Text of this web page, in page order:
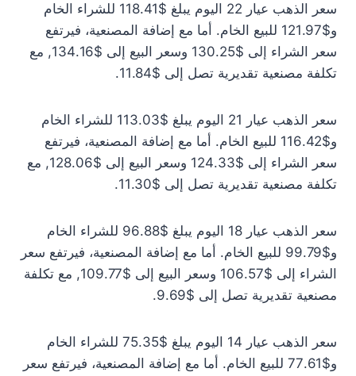
سعر الذهب عيار 22 اليوم يبلغ $118.41 للشراء الخام
و$121.97 للبيع الخام. أما مع إضافة المصنعية، فيرتفع
سعر الشراء إلى $130.25 وسعر البيع إلى $134.16, مع
تكلفة مصنعية تقديرية تصل إلى $11.84.
سعر الذهب عيار 21 اليوم يبلغ $113.03 للشراء الخام
و$116.42 للبيع الخام. أما مع إضافة المصنعية، فيرتفع
سعر الشراء إلى $124.33 وسعر البيع إلى $128.06, مع
تكلفة مصنعية تقديرية تصل إلى $11.30.
سعر الذهب عيار 18 اليوم يبلغ $96.88 للشراء الخام
و$99.79 للبيع الخام. أما مع إضافة المصنعية، فيرتفع سعر
الشراء إلى $106.57 وسعر البيع إلى $109.77, مع تكلفة
مصنعية تقديرية تصل إلى $9.69.
سعر الذهب عيار 14 اليوم يبلغ $75.35 للشراء الخام
و$77.61 للبيع الخام. أما مع إضافة المصنعية، فيرتفع سعر